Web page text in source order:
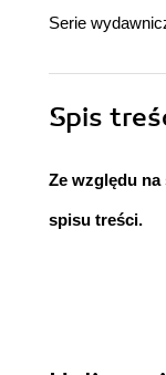
Serie
Spis
Ze względu
spisu treści.